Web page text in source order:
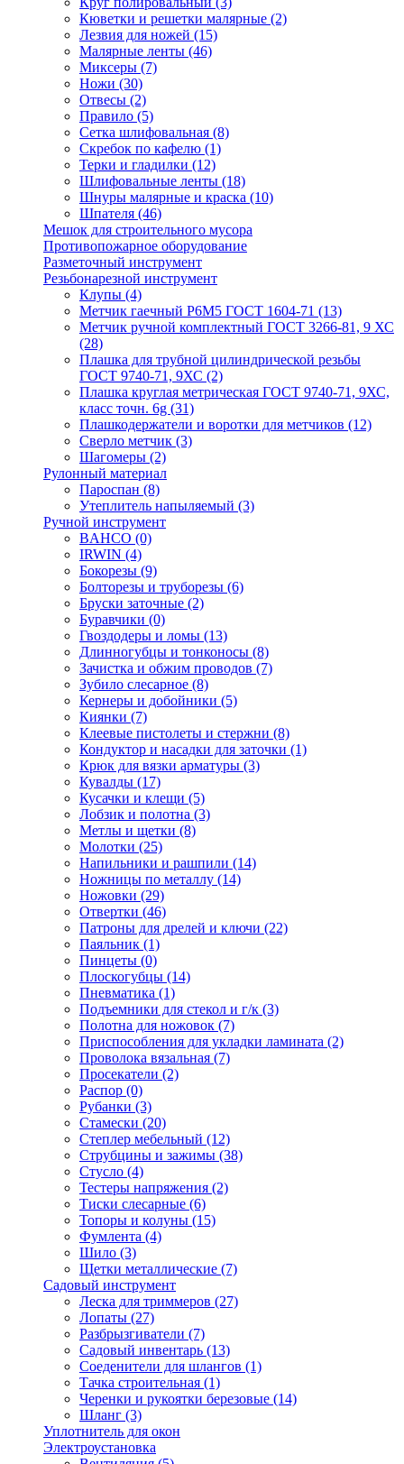
Кюветки и решетки малярные (2)
Лезвия для ножей (15)
Малярные ленты (46)
Миксеры (7)
Ножи (30)
Отвесы (2)
Правило (5)
Сетка шлифовальная (8)
Скребок по кафелю (1)
Терки и гладилки (12)
Шлифовальные ленты (18)
Шнуры малярные и краска (10)
Шпателя (46)
Мешок для строительного мусора
Противопожарное оборудование
Разметочный инструмент
Резьбонарезной инструмент
Клупы (4)
Метчик гаечный Р6М5 ГОСТ 1604-71 (13)
Метчик ручной комплектный ГОСТ 3266-81, 9 ХС
(28)
Плашка для трубной цилиндрической резьбы
ГОСТ 9740-71, 9ХС (2)
Плашка круглая метрическая ГОСТ 9740-71, 9ХС,
класс точн. 6g (31)
Плашкодержатели и воротки для метчиков (12)
Сверло метчик (3)
Шагомеры (2)
Рулонный материал
Пароспан (8)
Утеплитель напыляемый (3)
Ручной инструмент
BAHCO (0)
IRWIN (4)
Бокорезы (9)
Болторезы и труборезы (6)
Бруски заточные (2)
Буравчики (0)
Гвоздодеры и ломы (13)
Длинногубцы и тонконосы (8)
Зачистка и обжим проводов (7)
Зубило слесарное (8)
Кернеры и добойники (5)
Киянки (7)
Клеевые пистолеты и стержни (8)
Кондуктор и насадки для заточки (1)
Крюк для вязки арматуры (3)
Кувалды (17)
Кусачки и клещи (5)
Лобзик и полотна (3)
Метлы и щетки (8)
Молотки (25)
Напильники и рашпили (14)
Ножницы по металлу (14)
Ножовки (29)
Отвертки (46)
Патроны для дрелей и ключи (22)
Паяльник (1)
Пинцеты (0)
Плоскогубцы (14)
Пневматика (1)
Подъемники для стекол и г/к (3)
Полотна для ножовок (7)
Приспособления для укладки ламината (2)
Проволока вязальная (7)
Просекатели (2)
Распор (0)
Рубанки (3)
Стамески (20)
Степлер мебельный (12)
Струбцины и зажимы (38)
Стусло (4)
Тестеры напряжения (2)
Тиски слесарные (6)
Топоры и колуны (15)
Фумлента (4)
Шило (3)
Щетки металлические (7)
Садовый инструмент
Леска для триммеров (27)
Лопаты (27)
Разбрызгиватели (7)
Садовый инвентарь (13)
Соеденители для шлангов (1)
Тачка строительная (1)
Черенки и рукоятки березовые (14)
Шланг (3)
Уплотнитель для окон
Электроустановка